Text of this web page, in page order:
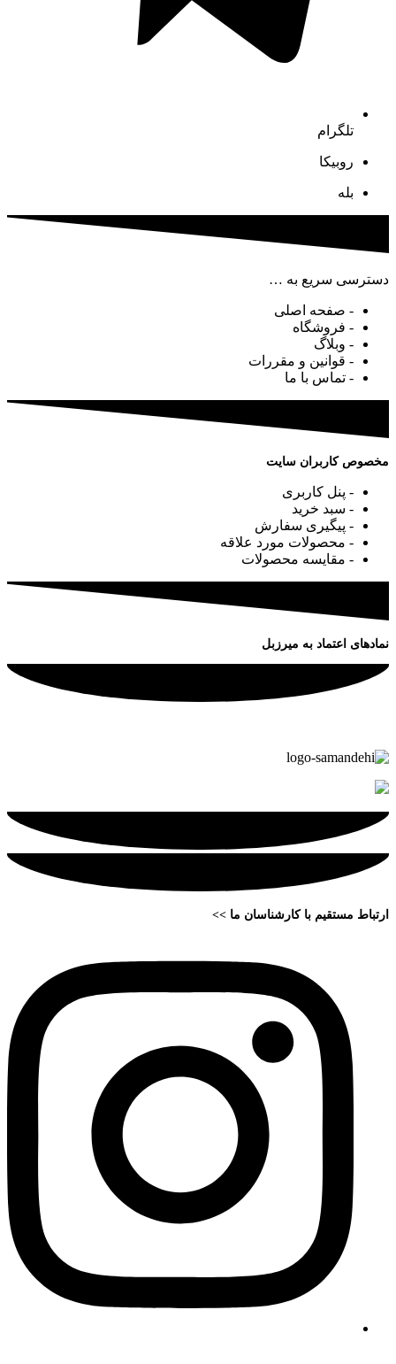
تلگرام
روبیکا
بله
دسترسی سریع به …
- صفحه اصلی
- فروشگاه
- وبلاگ
- قوانین و مقررات
- تماس با ما
مخصوص کاربران سایت
- پنل کاربری
- سبد خرید
- پیگیری سفارش
- محصولات مورد علاقه
- مقایسه محصولات
نمادهای اعتماد به میرزبل
ارتباط مستقیم با کارشناسان ما >>